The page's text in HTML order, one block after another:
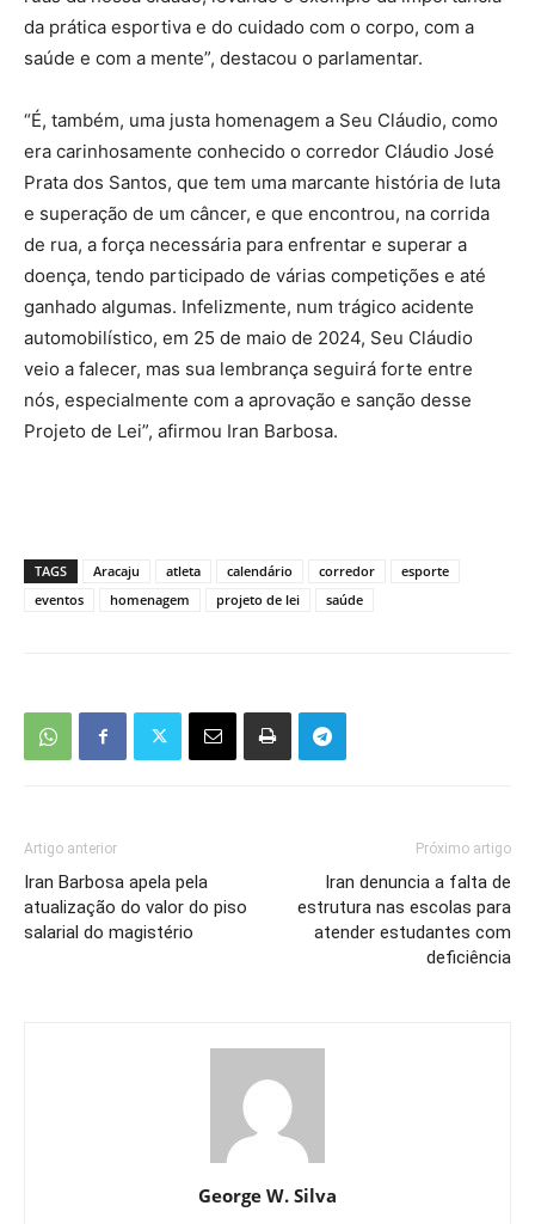
da prática esportiva e do cuidado com o corpo, com a
saúde e com a mente”, destacou o parlamentar.
“É, também, uma justa homenagem a Seu Cláudio, como
era carinhosamente conhecido o corredor Cláudio José
Prata dos Santos, que tem uma marcante história de luta
e superação de um câncer, e que encontrou, na corrida
de rua, a força necessária para enfrentar e superar a
doença, tendo participado de várias competições e até
ganhado algumas. Infelizmente, num trágico acidente
automobilístico, em 25 de maio de 2024, Seu Cláudio
veio a falecer, mas sua lembrança seguirá forte entre
nós, especialmente com a aprovação e sanção desse
Projeto de Lei”, afirmou Iran Barbosa.
TAGS Aracaju atleta calendário corredor
esporte
eventos
homenagem projeto de lei saúde
Artigo anterior
Iran Barbosa apela pela
atualização do valor do piso
salarial do magistério
Próximo artigo
​Iran denuncia a falta de
estrutura nas escolas para
atender estudantes com
deficiência
George W. Silva